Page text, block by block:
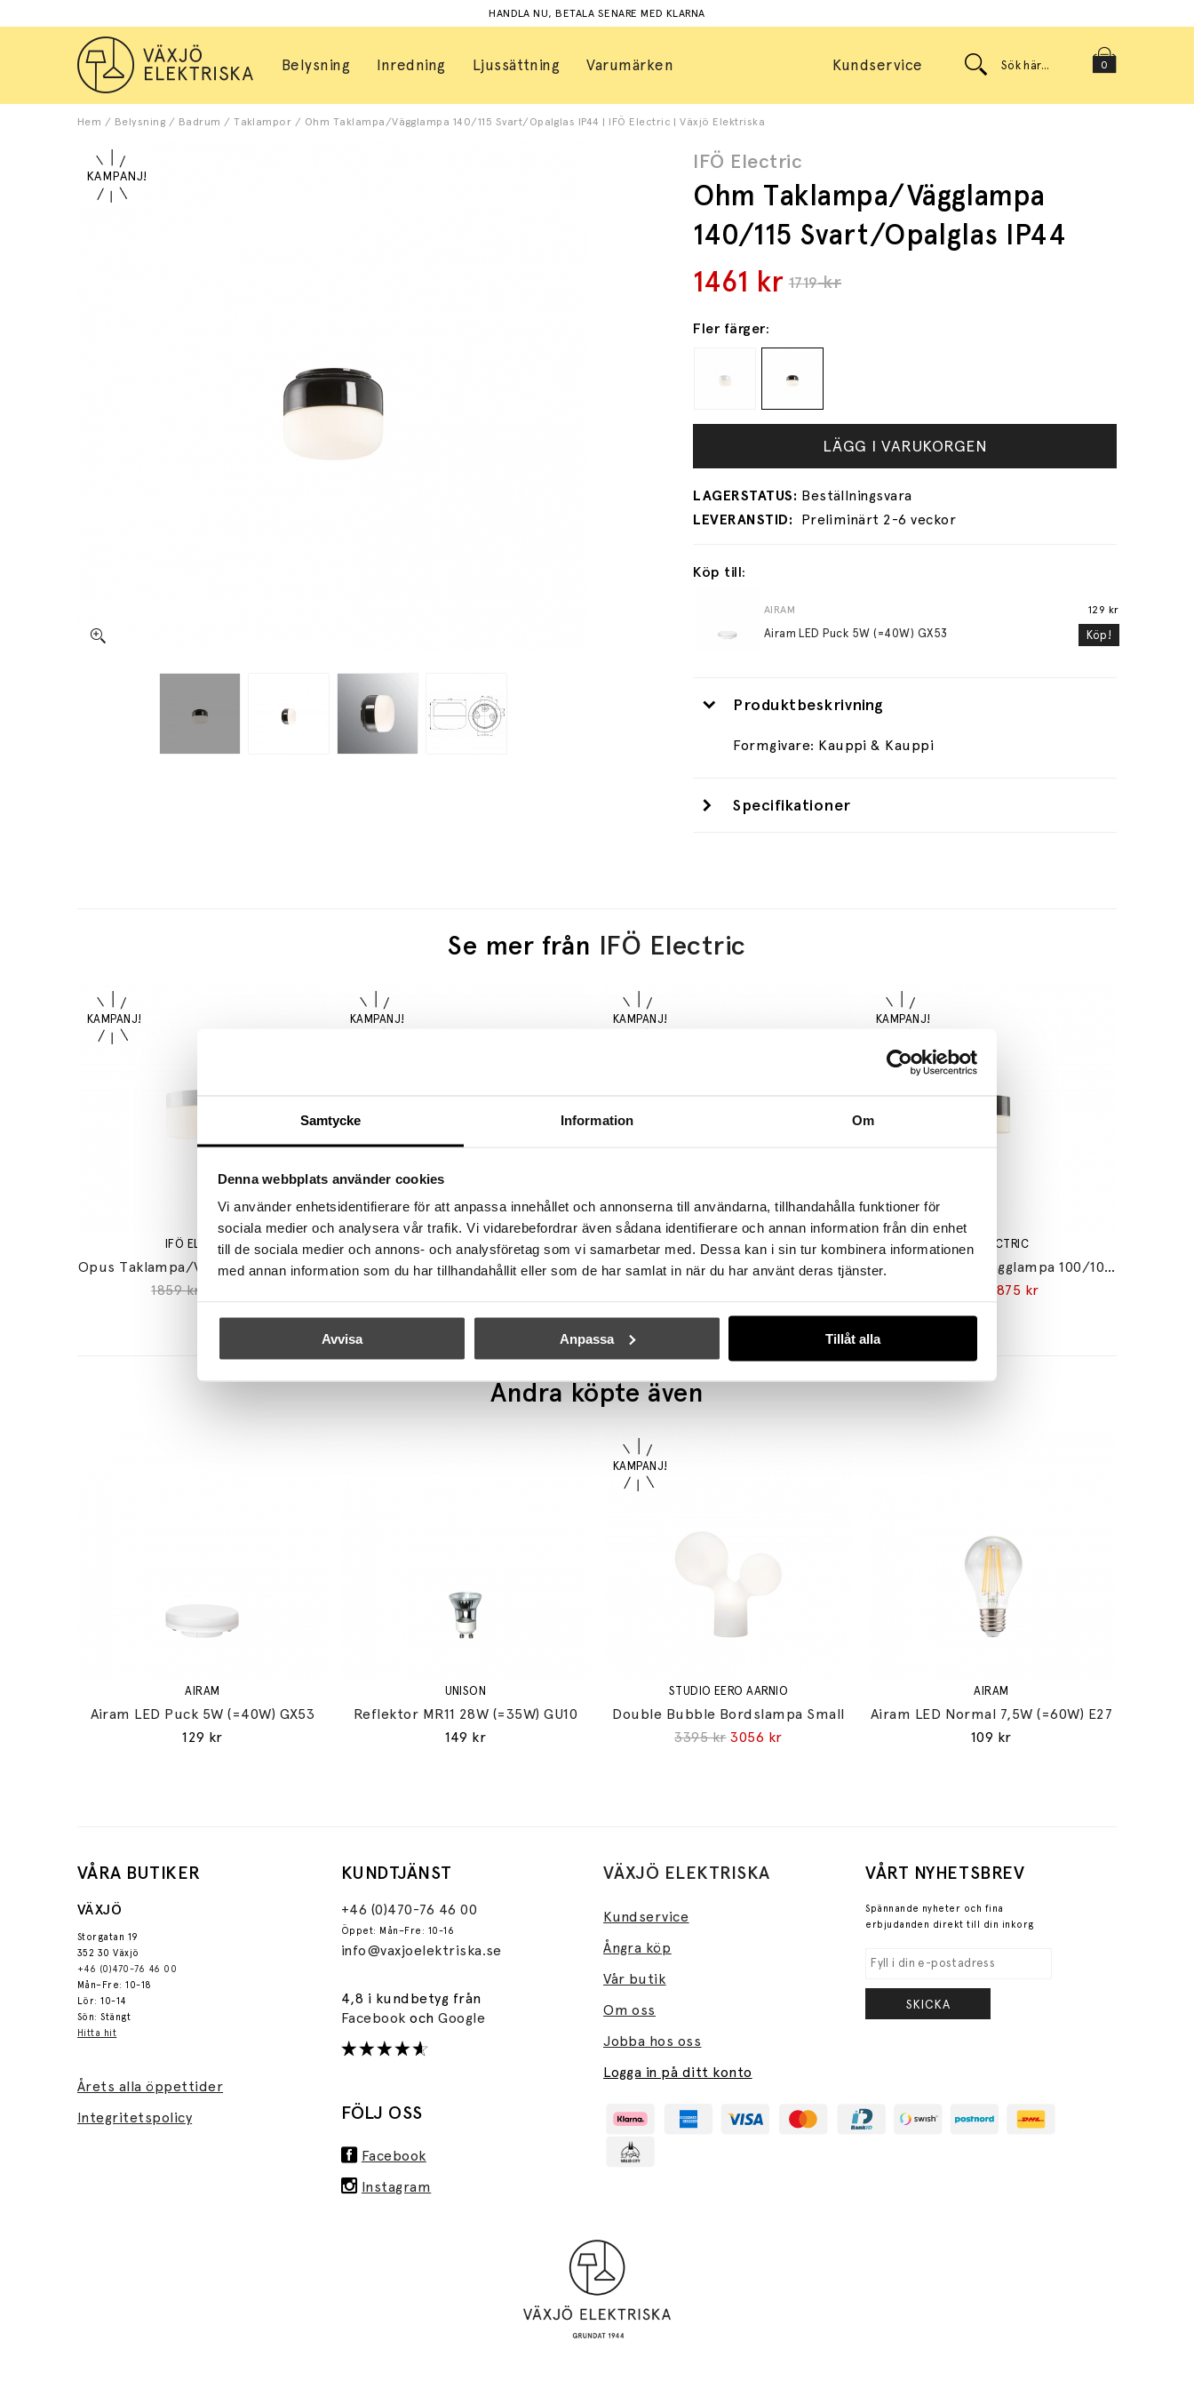
Samtycke Information Om
Denna webbplats använder cookies
Vi använder enhetsidentifierare för att anpassa innehållet och annonserna till användarna, tillhandahålla funktioner för
sociala medier och analysera vår trafik. Vi vidarebefordrar även sådana identifierare och annan information från din enhet
till de sociala medier och annons- och analysföretag som vi samarbetar med. Dessa kan i sin tur kombinera informationen
med annan information som du har tillhandahållit eller som de har samlat in när du har använt deras tjänster.
Avvisa Anpassa Tillåt alla
HANDLA NU, BETALA SENARE MED KLARNA
Belysning Inredning Ljussättning Varumärken 0
Kundservice
Hem / Belysning / Badrum /Taklampor / Ohm Taklampa/Vägglampa 140/115 Svart/Opalglas IP44 | IFÖ Electric | Växjö Elektriska
IFÖ Electric
Ohm Taklampa/Vägglampa
140/115 Svart/Opalglas IP44
1719kr
1461 kr
Fler färger:
LÄGG I VARUKORGEN
Preliminärt 2-6 veckor
Köp till:
AIRAM
Airam LED Puck 5W (=40W) GX53
129 kr
Köp!
Produktbeskrivning
Formgivare: Kauppi & Kauppi
Specifikationer
Se mer från IFÖ Electric
IFÖ ELECTRIC
Opus Taklampa/Vägglampa 200/135 Vit/Opalglas IP44
1859 kr
IFÖ ELECTRIC
Ohm Taklampa/Vägglampa 100/170 Svart/Klarglas IP44
IFÖ ELECTRIC
Ohm Vägglampa 140/205 Vit/Klarglas IP44
IFÖ ELECTRIC
Opus Taklampa/Vägglampa 100/100 Grå/Opalglas IP44
875 kr
Andra köpte även
AIRAM
Airam LED Puck 5W (=40W) GX53
129 kr
UNISON
Reflektor MR11 28W (=35W) GU10
149 kr
STUDIO EERO AARNIO
Double Bubble Bordslampa Small
3395 kr 3056 kr
AIRAM
Airam LED Normal 7,5W (=60W) E27
109 kr
VÅRA BUTIKER
VÄXJÖ
Storgatan 19
352 30 Växjö
+46 (0)470-76 46 00
Mån–Fre: 10-18
Lör: 10-14
Sön: Stängt
Hitta hit
Årets alla öppettider
Integritetspolicy
KUNDTJÄNST
+46 (0)470-76 46 00
Öppet: Mån–Fre: 10-16
info@vaxjoelektriska.se
4,8 i kundbetyg från
FacebookochGoogle
VÄXJÖ ELEKTRISKA
Kundservice
Ångra köp
Vår butik
Om oss
Jobba hos oss
Logga in på ditt konto
VÅRT NYHETSBREV
Spännande nyheter och fina
erbjudanden direkt till din inkorg
SKICKA
FÖLJ OSS
Facebook
Instagram